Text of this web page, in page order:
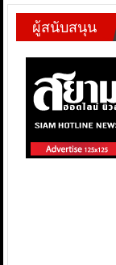
ผู้สนับสนุน